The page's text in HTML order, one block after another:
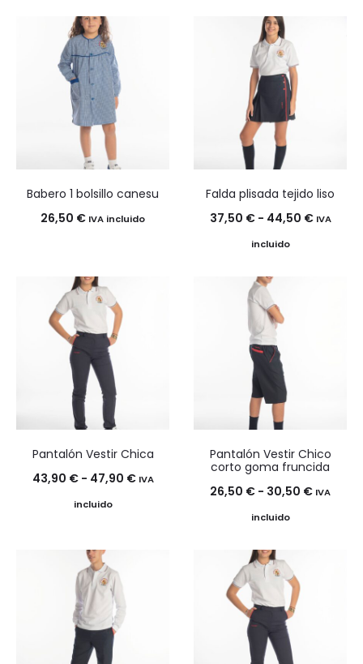
Babero 1 bolsillo canesu
26,50 € IVA incluido
Falda plisada tejido liso
37,50 € - 44,50 €Rango
IVA
incluido
Pantalón Vestir Chica
43,90 € - 47,90 €Rango
IVA
incluido
Pantalón Vestir Chico
corto goma fruncida
26,50 € - 30,50 €Rango
IVA
incluido